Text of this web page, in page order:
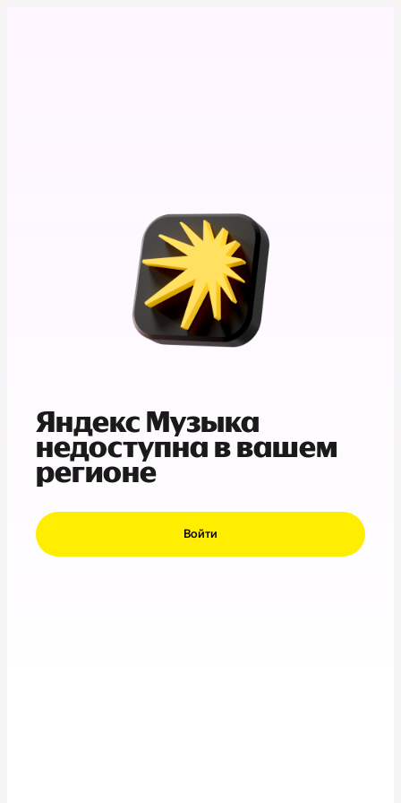
Яндекс Музыка
недоступна в вашем
регионе
Войти